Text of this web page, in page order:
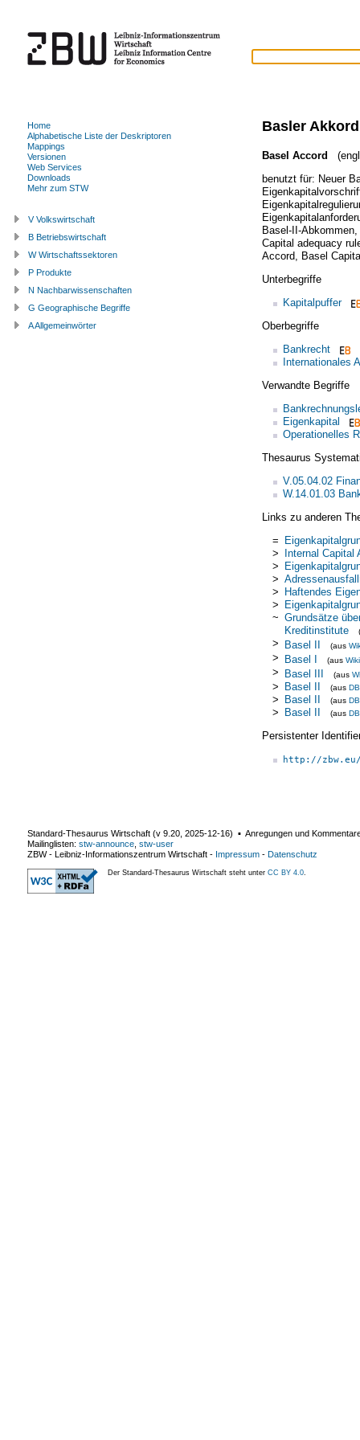
Basler Akkord
Basel Accord
benutzt für: Neuer
Basel-II-Abkommen,
Capital adequacy
Accord, Basel
Unterbegriffe
Kapitalpuffer
Oberbegriffe
Bankrecht
Internationales
Verwandte Begriffe
Eigenkapital
Operationelles
Thesaurus
V.05.04.02
W.14.01.03
Links zu anderen
=
> Internal Capital
>
>
> Haftendes
>
~ Grundsätze
Kreditinstitute
> Basel II (aus
> Basel I (aus
> Basel III (aus
> Basel II (aus
> Basel II (aus
> Basel II (aus
Persistenter
http://
Home
Alphabetische Liste der Deskriptoren
Mappings
Versionen
Web Services
Downloads
Mehr zum STW
V Volkswirtschaft
B Betriebswirtschaft
W Wirtschaftssektoren
P Produkte
N Nachbarwissenschaften
G Geographische Begriffe
A Allgemeinwörter
Standard-Thesaurus Wirtschaft (v 9.20 2025-12-16) ▪ Anregungen und
Mailinglisten: stw-announce stw-user
ZBW - Leibniz-Informationszentrum Wirtschaft - Impressum - Datenschutz
Der Standard-Thesaurus Wirtschaft steht unter CC BY 4.0